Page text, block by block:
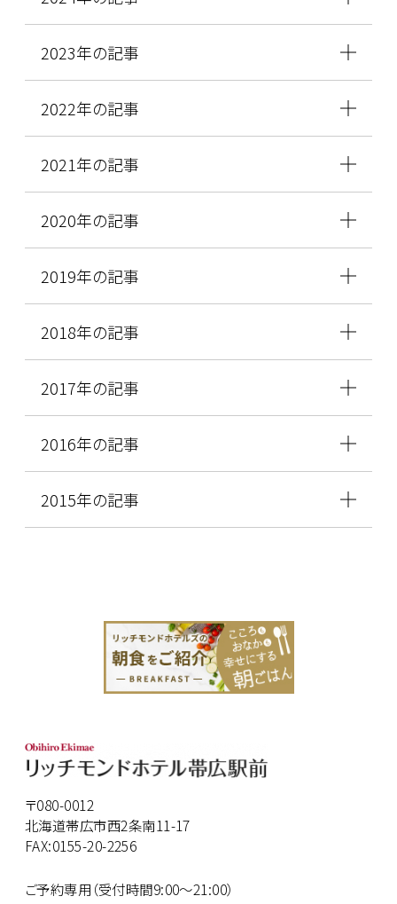
2023年の記事
2022年の記事
2021年の記事
2020年の記事
2019年の記事
2018年の記事
2017年の記事
2016年の記事
2015年の記事
〒080-0012
北海道帯広市西2条南11-17
FAX:0155-20-2256
ご予約専用（受付時間9:00～21:00）